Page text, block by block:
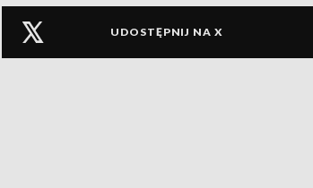
UDOSTĘPNIJ NA X